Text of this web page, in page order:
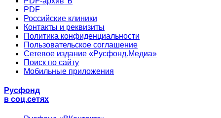
PDF
Российские клиники
Контакты и реквизиты
Политика конфиденциальности
Пользовательское соглашение
Сетевое издание «Русфонд.Медиа»
Поиск по сайту
Мобильные приложения
Русфонд
в соц.сетях